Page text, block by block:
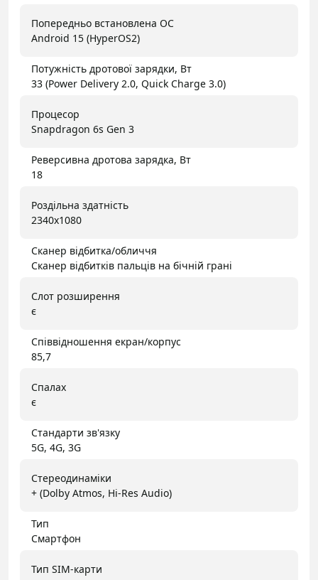
Попередньо встановлена ОС
Android 15 (HyperOS2)
Потужність дротової зарядки, Вт
33 (Power Delivery 2.0, Quick Charge 3.0)
Процесор
Snapdragon 6s Gen 3
Реверсивна дротова зарядка, Вт
18
Роздільна здатність
2340x1080
Сканер відбитка/обличчя
Сканер відбитків пальців на бічній грані
Слот розширення
є
Співвідношення екран/корпус
85,7
Спалах
є
Стандарти зв'язку
5G, 4G, 3G
Стереодинаміки
+ (Dolby Atmos, Hi-Res Audio)
Тип
Смартфон
Тип SIM-карти